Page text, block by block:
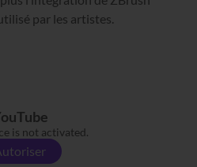
par les artistes.
is not activated.